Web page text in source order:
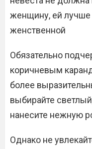
женщину, ей лучше
женственной
Обязательно
коричневым
более
выбирайте
нанесите нежную
Однако не